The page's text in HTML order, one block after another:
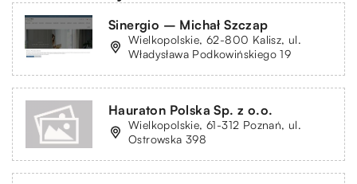
Sinergio – Michał Szczap
Wielkopolskie, 62-800 Kalisz, ul.
Władysława Podkowińskiego 19
Hauraton Polska Sp. z o.o.
Wielkopolskie, 61-312 Poznań, ul.
Ostrowska 398